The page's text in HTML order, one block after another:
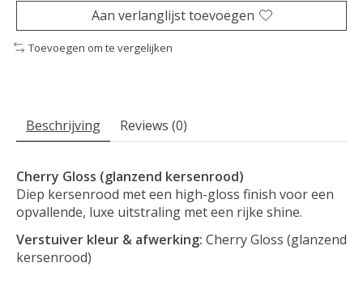
Aan verlanglijst toevoegen
Toevoegen om te vergelijken
Beschrijving Reviews (0)
Cherry Gloss (glanzend kersenrood)
Diep kersenrood met een high-gloss finish voor een
opvallende, luxe uitstraling met een rijke shine.
Verstuiver kleur & afwerking: Cherry Gloss (glanzend
kersenrood)